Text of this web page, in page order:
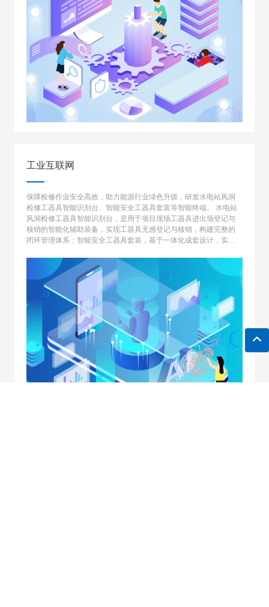
工业互联网
保障检修作业安全高效，助力能源行业绿色升级，研发水电站风洞
检修工器具智能识别台、智能安全工器具套装等智能终端。 水电站
风洞检修工器具智能识别台，是用于项目现场工器具进出场登记与
核销的智能化辅助装备，实现工器具无感登记与核销，构建完整的
闭环管理体系；智能安全工器具套装，基于一体化成套设计，实现
范性监控预警。